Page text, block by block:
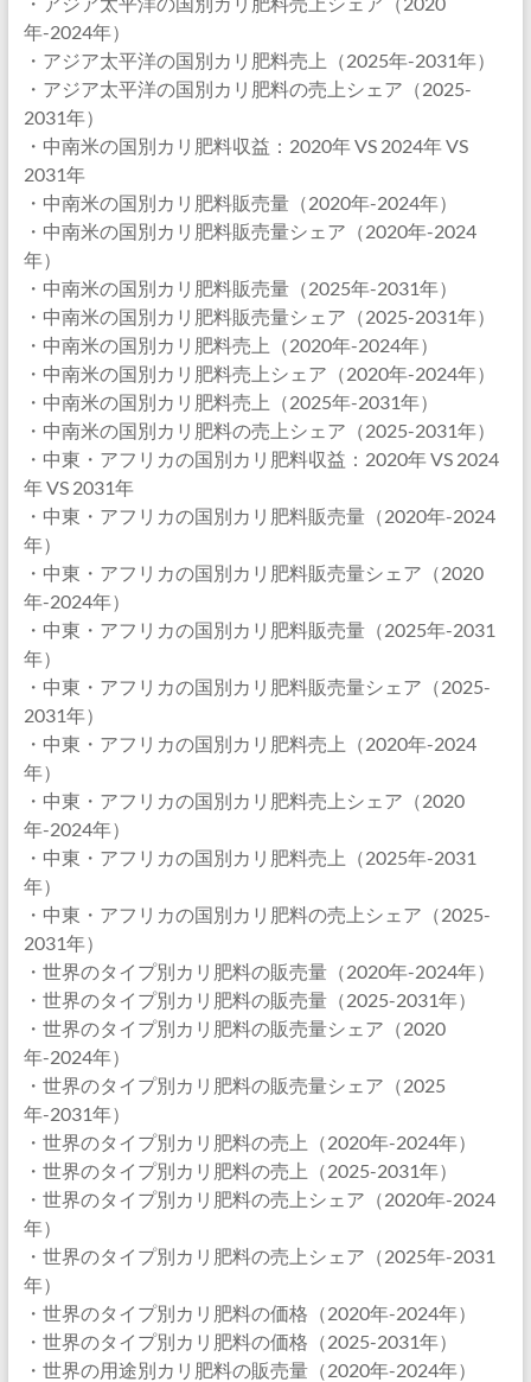
年-2024年）
・アジア太平洋の国別カリ肥料売上（2025年-2031年）
・アジア太平洋の国別カリ肥料の売上シェア（2025-
2031年）
・中南米の国別カリ肥料収益：2020年 VS 2024年 VS
2031年
・中南米の国別カリ肥料販売量（2020年-2024年）
・中南米の国別カリ肥料販売量シェア（2020年-2024
年）
・中南米の国別カリ肥料販売量（2025年-2031年）
・中南米の国別カリ肥料販売量シェア（2025-2031年）
・中南米の国別カリ肥料売上（2020年-2024年）
・中南米の国別カリ肥料売上シェア（2020年-2024年）
・中南米の国別カリ肥料売上（2025年-2031年）
・中南米の国別カリ肥料の売上シェア（2025-2031年）
・中東・アフリカの国別カリ肥料収益：2020年 VS 2024
年 VS 2031年
・中東・アフリカの国別カリ肥料販売量（2020年-2024
年）
・中東・アフリカの国別カリ肥料販売量シェア（2020
年-2024年）
・中東・アフリカの国別カリ肥料販売量（2025年-2031
年）
・中東・アフリカの国別カリ肥料販売量シェア（2025-
2031年）
・中東・アフリカの国別カリ肥料売上（2020年-2024
年）
・中東・アフリカの国別カリ肥料売上シェア（2020
年-2024年）
・中東・アフリカの国別カリ肥料売上（2025年-2031
年）
・中東・アフリカの国別カリ肥料の売上シェア（2025-
2031年）
・世界のタイプ別カリ肥料の販売量（2020年-2024年）
・世界のタイプ別カリ肥料の販売量（2025-2031年）
・世界のタイプ別カリ肥料の販売量シェア（2020
年-2024年）
・世界のタイプ別カリ肥料の販売量シェア（2025
年-2031年）
・世界のタイプ別カリ肥料の売上（2020年-2024年）
・世界のタイプ別カリ肥料の売上（2025-2031年）
・世界のタイプ別カリ肥料の売上シェア（2020年-2024
年）
・世界のタイプ別カリ肥料の売上シェア（2025年-2031
年）
・世界のタイプ別カリ肥料の価格（2020年-2024年）
・世界のタイプ別カリ肥料の価格（2025-2031年）
・世界の用途別カリ肥料の販売量（2020年-2024年）